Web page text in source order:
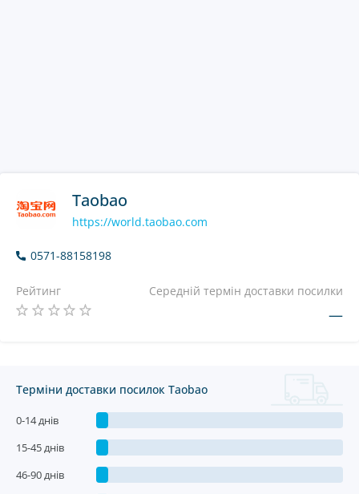
Taobao
https://world.taobao.com
0571-88158198
Рейтинг Середній термін доставки посилки
—
Терміни доставки посилок Taobao
0-14 днів
15-45 днів
46-90 днів